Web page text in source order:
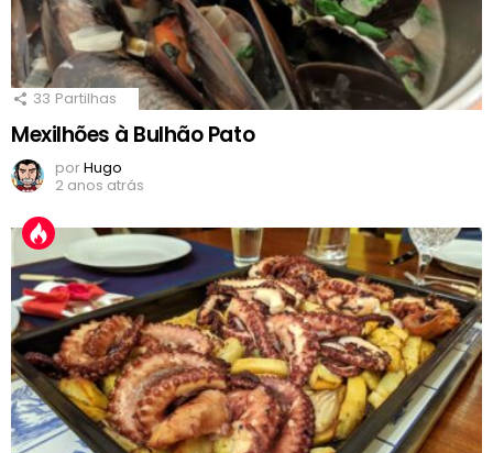
33 Partilhas
Mexilhões à Bulhão Pato
porHugo
2 anos atrás